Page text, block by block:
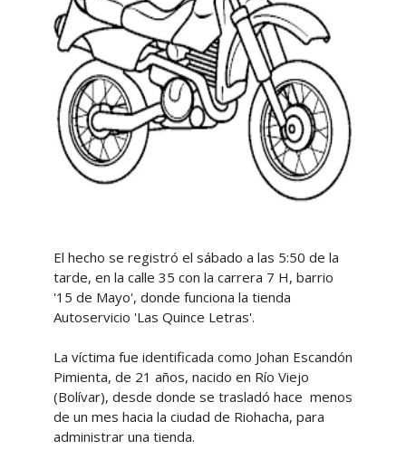
El hecho se registró el sábado a las 5:50 de la
tarde, en la calle 35 con la carrera 7 H, barrio
'15 de Mayo', donde funciona la tienda
Autoservicio 'Las Quince Letras'.
La víctima fue identificada como Johan Escandón
Pimienta, de 21 años, nacido en Río Viejo
(Bolívar), desde donde se trasladó hace menos
de un mes hacia la ciudad de Riohacha, para
administrar una tienda.